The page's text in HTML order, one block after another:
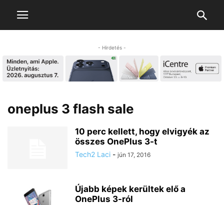
- Hirdetés -
oneplus 3 flash sale
10 perc kellett, hogy elvigyék az
összes OnePlus 3-t
Tech2 Laci - jún 17, 2016
Újabb képek kerültek elő a
OnePlus 3-ról